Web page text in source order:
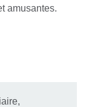
amusantes.